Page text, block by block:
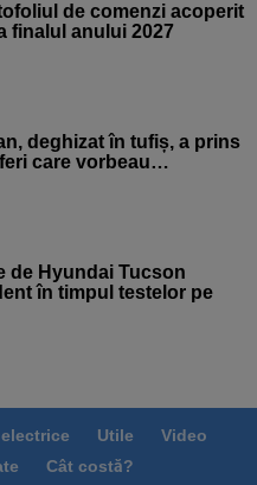
de comenzi acoperit
finalul anului 2027
deghizat în tufiș, a prins
care vorbeau…
de Hyundai Tucson
în timpul testelor pe
Utile
Video
Cât costă?